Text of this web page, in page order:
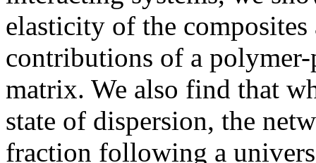
elasticity of the
contributions of a
matrix. We also find that
state of dispersion, the
fraction following a